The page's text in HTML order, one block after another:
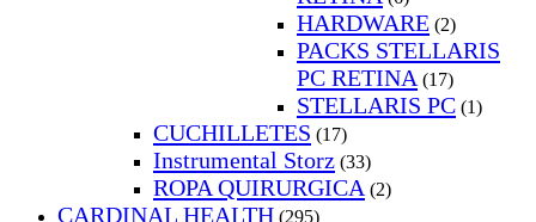
HARDWARE (2)
PACKS STELLARIS
PC RETINA (17)
STELLARIS PC (1)
CUCHILLETES (17)
Instrumental Storz (33)
ROPA QUIRURGICA (2)
CARDINAL HEALTH (295)